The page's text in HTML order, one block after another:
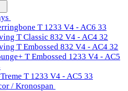
T 1233 V4 - AC6 33
T Classic 832 V4 - AC4 32
T Embossed 832 V4 - AC4 32
T Embossed 1233 V4 - AC5
T 1233 V4 - AC5 33
/ Kronospan